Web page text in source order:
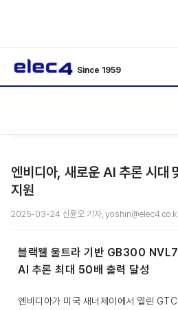
Since 1959
엔비디아, 새로운 AI 추론 시대
지원
2025-03-24 신윤오 기자,
블랙웰 울트라 기반 GB300
AI 추론 최대 50배 출력 달성
엔비디아가 미국 새너제이에서 열린